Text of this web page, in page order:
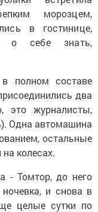
морозцем,
в гостинице,
о себе знать,
полном составе
два
это журналисты,
Одна автомашина
остальные
колесах.
- Томтор, до него
и снова в
целые сутки по